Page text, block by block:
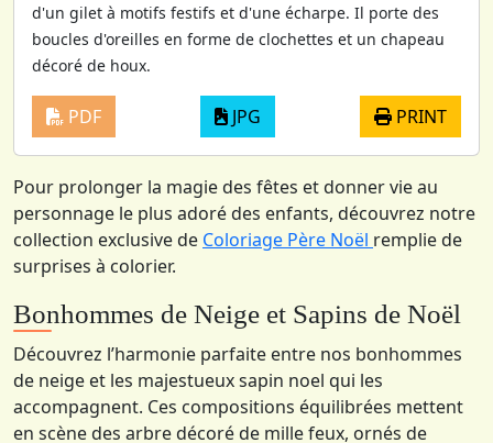
d'un gilet à motifs festifs et d'une écharpe. Il porte des
boucles d'oreilles en forme de clochettes et un chapeau
décoré de houx.
PDF JPG PRINT
Pour prolonger la magie des fêtes et donner vie au
personnage le plus adoré des enfants, découvrez notre
collection exclusive de Coloriage Père Noël remplie de
surprises à colorier.
Bonhommes de Neige et Sapins de Noël
Découvrez l’harmonie parfaite entre nos bonhommes
de neige et les majestueux sapin noel qui les
accompagnent. Ces compositions équilibrées mettent
en scène des arbre décoré de mille feux, ornés de